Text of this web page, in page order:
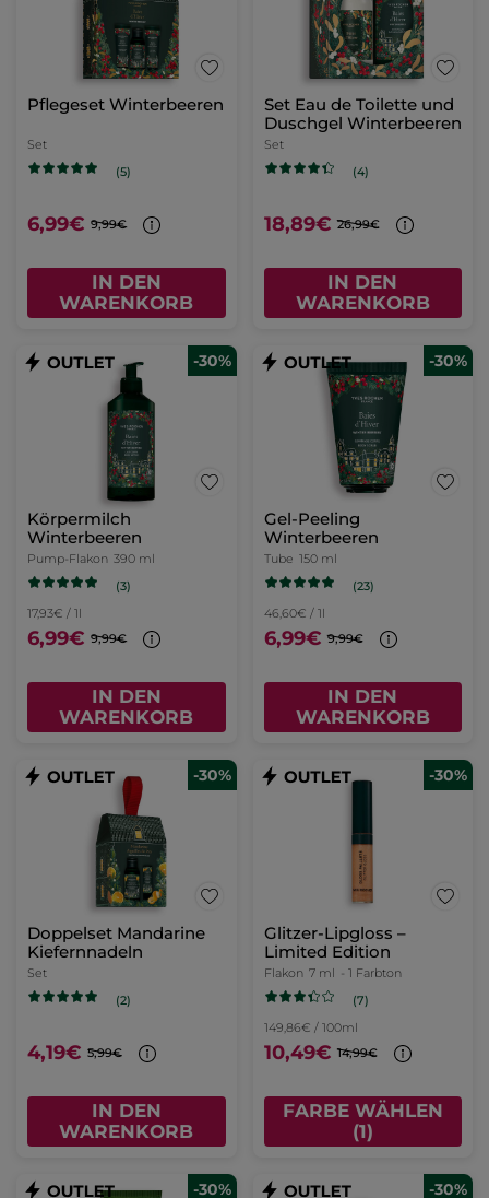
Pflegeset Winterbeeren
Set
(5)
6,99€ 9,99€
IN DEN
WARENKORB
Set Eau de Toilette und
Duschgel Winterbeeren
Set
(4)
18,89€ 26,99€
IN DEN
WARENKORB
-30%
Körpermilch
Winterbeeren
Pump-Flakon 390 ml
(3)
17,93€ / 1l
6,99€ 9,99€
IN DEN
WARENKORB
-30%
Gel-Peeling
Winterbeeren
Tube 150 ml
(23)
46,60€ / 1l
6,99€ 9,99€
IN DEN
WARENKORB
-30%
Doppelset Mandarine
Kiefernnadeln
Set
(2)
4,19€ 5,99€
IN DEN
WARENKORB
-30%
Glitzer-Lipgloss –
Limited Edition
Flakon 7 ml - 1 Farbton
(7)
149,86€ / 100ml
10,49€ 14,99€
FARBE WÄHLEN
(1)
-30% -30%